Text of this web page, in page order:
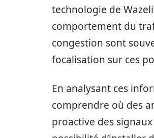
technologie de
comportement du
congestion sont
focalisation sur ces
En analysant ces
comprendre où des
proactive des